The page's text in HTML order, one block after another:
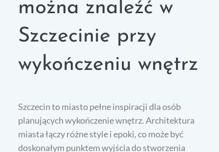
można znaleźć w
Szczecinie przy
wykończeniu wnętrz
Szczecin to miasto pełne inspiracji dla osób
planujących wykończenie wnętrz. Architektura
miasta łączy różne style i epoki, co może być
doskonałym punktem wyjścia do stworzenia